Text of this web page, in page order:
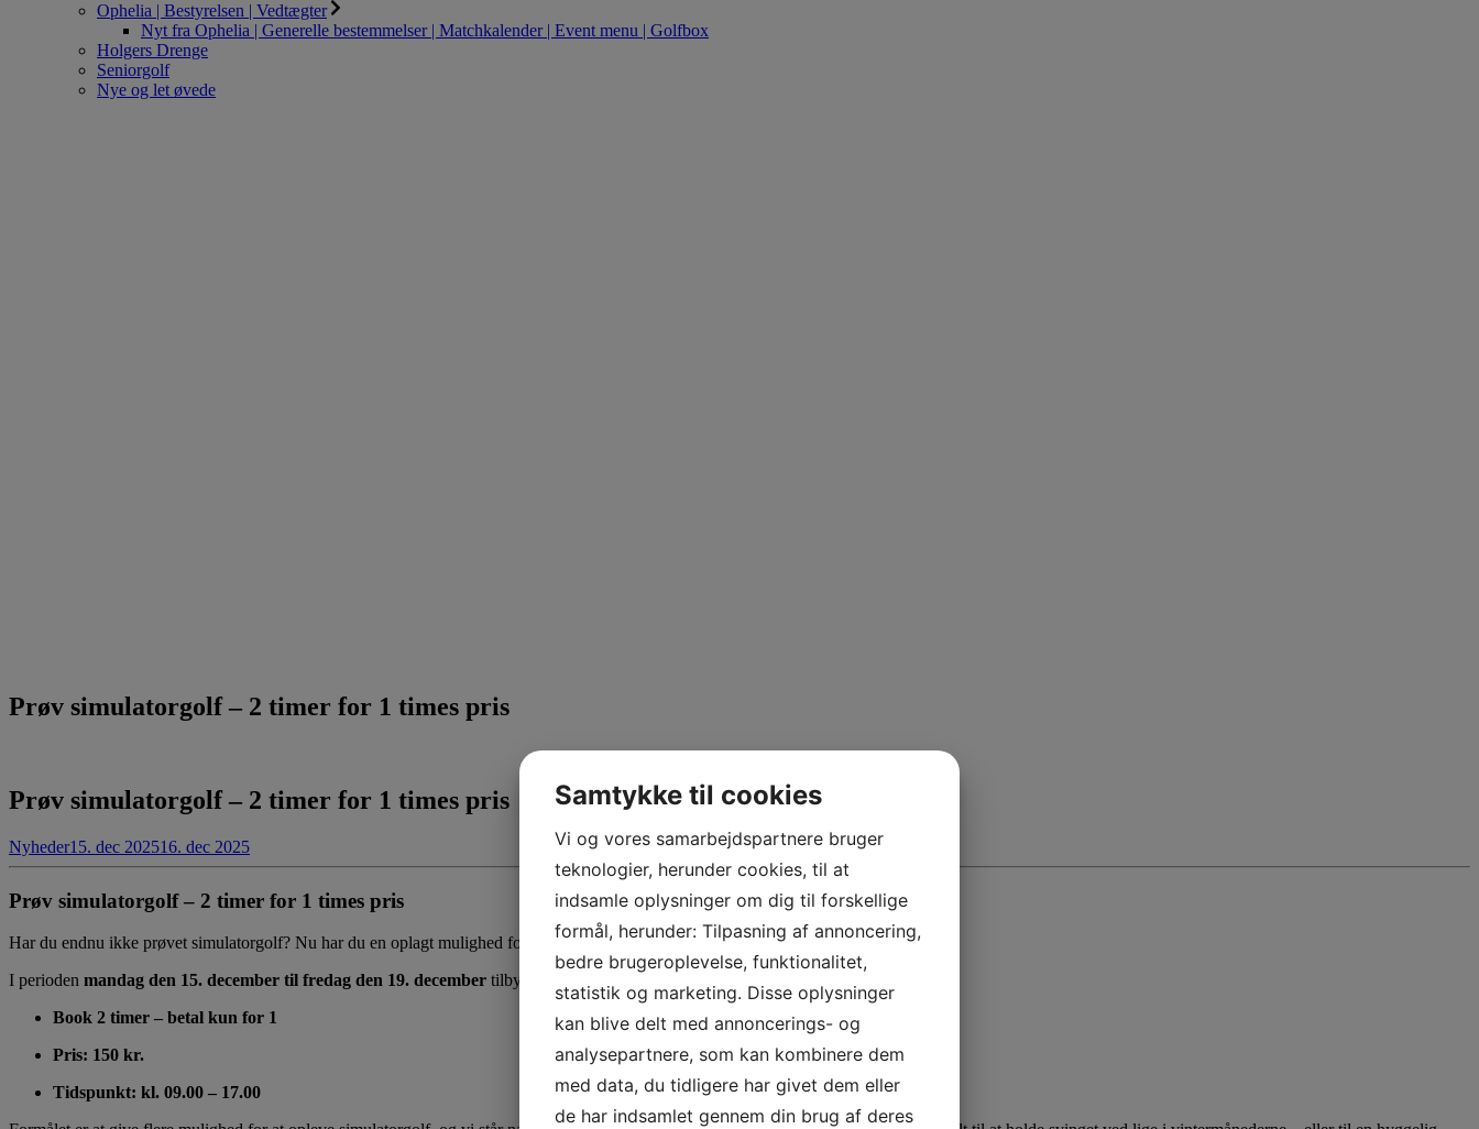
Ophelia | Bestyrelsen | Vedtægter
Nyt fra Ophelia | Generelle bestemmelser | Matchkalender | Event menu | Golfbox
Holgers Drenge
Seniorgolf
Nye og let øvede
Prøv simulatorgolf – 2 timer for 1 times pris
Prøv simulatorgolf – 2 timer for 1 times pris
Nyheder15. dec 202516. dec 2025
Prøv simulatorgolf – 2 timer for 1 times pris
Har du endnu ikke prøvet simulatorgolf? Nu har du en oplagt mulighed for at komme godt i gang og få god tid til at lære det at kende.
I perioden mandag den 15. december til fredag den 19. december tilbyder vi et særligt introtilbud:
Book 2 timer – betal kun for 1
Pris: 150 kr.
Tidspunkt: kl. 09.00 – 17.00
Samtykke til cookies
Vi og vores samarbejdspartnere bruger
teknologier, herunder cookies, til at
indsamle oplysninger om dig til forskellige
formål, herunder: Tilpasning af annoncering,
bedre brugeroplevelse, funktionalitet,
statistik og marketing. Disse oplysninger
kan blive delt med annoncerings- og
analysepartnere, som kan kombinere dem
med data, du tidligere har givet dem eller
de har indsamlet gennem din brug af deres